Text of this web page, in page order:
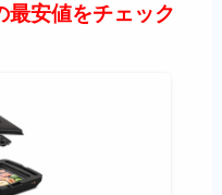
安値をチェック